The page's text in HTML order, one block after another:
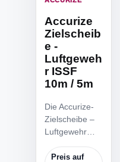
Accurize
Zielscheib
e -
Luftgeweh
r ISSF
10m / 5m
Die Accurize-
Zielscheibe –
Luftgewehr
ist die
Preis auf